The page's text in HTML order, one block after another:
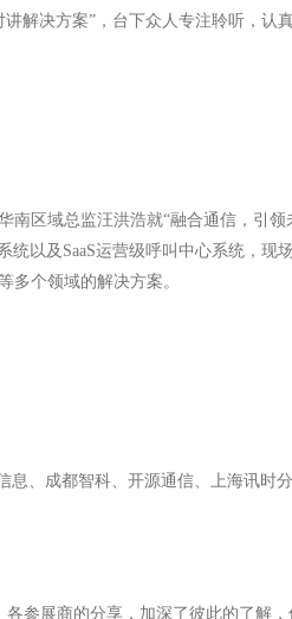
解决方案”，台下众人专注聆听，认真
南区域总监汪洪浩就“融合通信，引
统以及SaaS运营级呼叫中心系统，
多个领域的解决方案。
息、成都智科、开源通信、上海讯时
各参展商的分享，加深了彼此的了解